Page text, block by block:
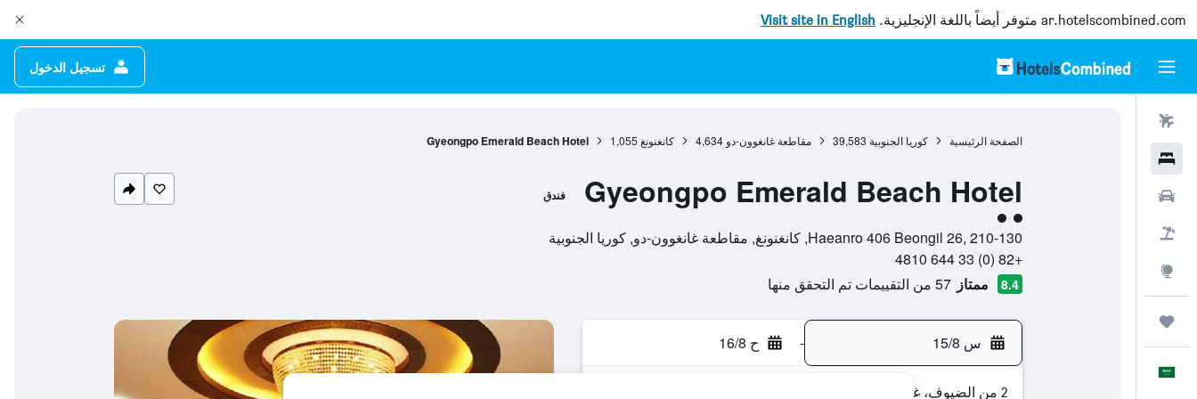
ar.hotelscombined.com متوفر أيضاً باللغة الإنجليزية. Visit site in English
تسجيل الدخول
الصفحة الرئيسية كوريا الجنوبية 39,583 مقاطعة غانغوون-دو 4,634 كانغنونغ 1,055
Gyeongpo Emerald Beach Hotel
Gyeongpo Emerald Beach Hotel فندق
تقييم فئة 2
Haeanro 406 Beongil 26, 210-130, كانغنونغ, مقاطعة غانغوون-دو, كوريا الجنوبية
+82 (0) 33 644 4810
8.4 ممتاز 57 من التقييمات تم التحقق منها
س 15/8 - ح 16/8
2 من الضيوف، غرفة واحدة